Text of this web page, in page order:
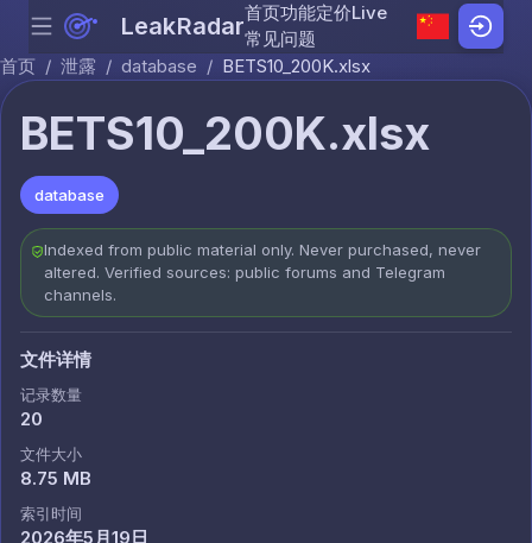
Skip to content
Menu LeakRadar首页功能定价Live
常见问题
首页 / 泄露 / database / BETS10_200K.xlsx
BETS10_200K.xlsx
database
Indexed from public material only. Never purchased, never
altered. Verified sources: public forums and Telegram
channels.
文件详情
记录数量
20
文件大小
8.75 MB
索引时间
2026年5月19日